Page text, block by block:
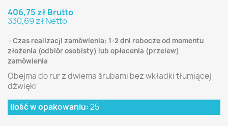
406,75 zł Brutto
330,69 zł Netto
Czas realizacji zamówienia: 1-2 dni robocze od momentu
złożenia (odbiór osobisty) lub opłacenia (przelew)
zamówienia
Obejma do rur z dwiema śrubami bez wkładki tłumiącej
dźwięki
Ilość w opakowaniu:25